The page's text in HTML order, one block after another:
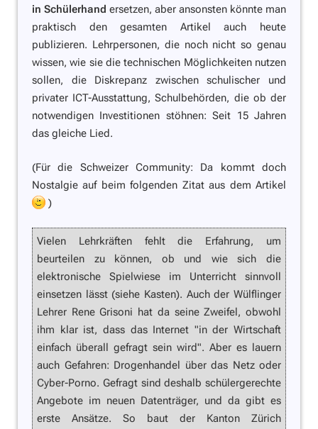
in Schülerhand ersetzen, aber ansonsten könnte man
praktisch den gesamten Artikel auch heute
publizieren. Lehrpersonen, die noch nicht so genau
wissen, wie sie die technischen Möglichkeiten nutzen
sollen, die Diskrepanz zwischen schulischer und
privater ICT-Ausstattung, Schulbehörden, die ob der
notwendigen Investitionen stöhnen: Seit 15 Jahren
das gleiche Lied.
(Für die Schweizer Community: Da kommt doch
Nostalgie auf beim folgenden Zitat aus dem Artikel
)
Vielen Lehrkräften fehlt die Erfahrung, um
beurteilen zu können, ob und wie sich die
elektronische Spielwiese im Unterricht sinnvoll
einsetzen lässt (siehe Kasten). Auch der Wülflinger
Lehrer Rene Grisoni hat da seine Zweifel, obwohl
ihm klar ist, dass das Internet "in der Wirtschaft
einfach überall gefragt sein wird". Aber es lauern
auch Gefahren: Drogenhandel über das Netz oder
Cyber-Porno. Gefragt sind deshalb schülergerechte
Angebote im neuen Datenträger, und da gibt es
erste Ansätze. So baut der Kanton Zürich